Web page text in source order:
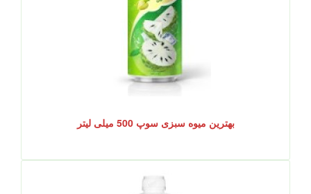
بهترین میوه سبزی سوپ 500 میلی لیتر